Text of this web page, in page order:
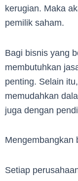
kerugian. Maka
pemilik saham.
Bagi bisnis yang
membutuhkan
penting. Selain
memudahkan
juga dengan
Mengembangkan
Setiap